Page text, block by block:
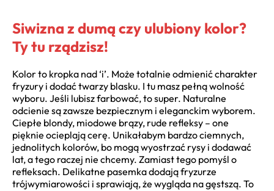
Siwizna z dumą czy ulubiony kolor?
Ty tu rządzisz!
Kolor to kropka nad ‘i’. Może totalnie odmienić charakter
fryzury i dodać twarzy blasku. I tu masz pełną wolność
wyboru. Jeśli lubisz farbować, to super. Naturalne
odcienie są zawsze bezpiecznym i eleganckim wyborem.
Ciepłe blondy, miodowe brązy, rude refleksy – one
pięknie ocieplają cerę. Unikałabym bardzo ciemnych,
jednolitych kolorów, bo mogą wyostrzać rysy i dodawać
lat, a tego raczej nie chcemy. Zamiast tego pomyśl o
refleksach. Delikatne pasemka dodają fryzurze
trójwymiarowości i sprawiają, że wygląda na gęstszą. To